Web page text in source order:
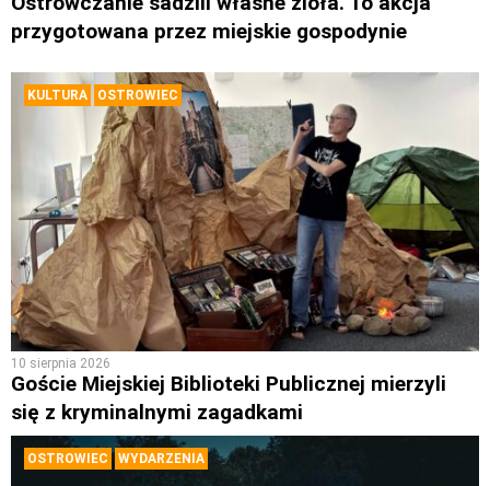
przygotowana przez miejskie gospodynie
KULTURA OSTROWIEC
10 sierpnia 2026
Goście Miejskiej Biblioteki Publicznej mierzyli
się z kryminalnymi zagadkami
OSTROWIEC WYDARZENIA